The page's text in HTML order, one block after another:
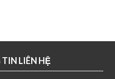
LIÊN HỆ